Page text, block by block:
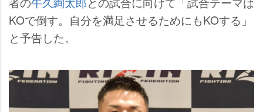
KOで倒す。自分を満足させるためにもKOする」
と予告した。